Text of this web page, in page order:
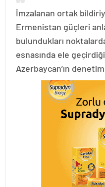
İmzalanan ortak
Ermenistan güçleri
bulundukları
esnasında ele
Azerbaycan’ın